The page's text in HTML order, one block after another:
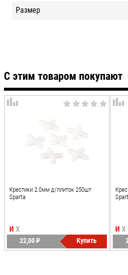
Размер
С этим товаром покупают
Крестики 2.0мм д/плиток 250шт
Sparta
И Х
22,00P
УБ.
Купить
И Х